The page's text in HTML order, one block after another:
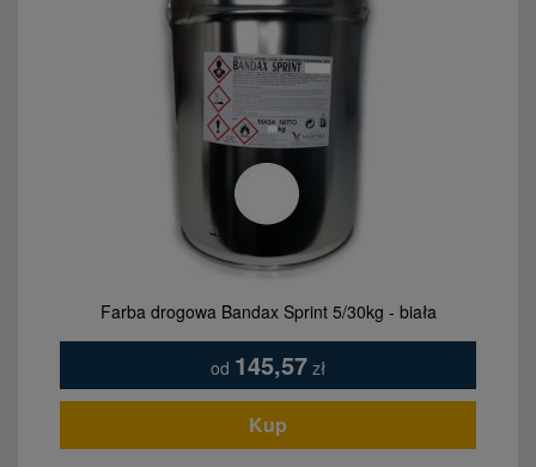
Tablica tabliczka szyld - Sołtys, z orzełkiem - blacha
emaliowana
od239,85zł
Kup